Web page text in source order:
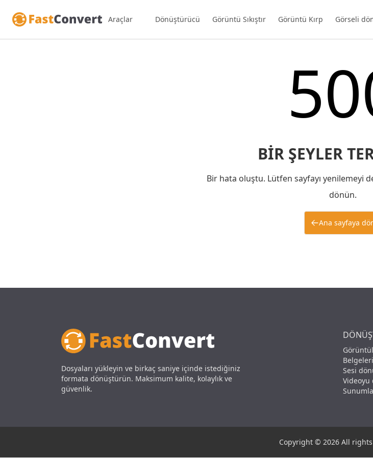
Araçlar Dönüştürücü Görüntü Sıkıştır Görüntü Kırp Görseli
BIR ŞEYLER
Bir hata oluştu. Lütfen sayfayı yenilemeyi
dönün.
Ana sayfaya
Dosyaları yükleyin ve birkaç saniye içinde istediğiniz
formata dönüştürün. Maksimum kalite, kolaylık ve
güvenlik.
Sesi
Copyright © 2026 All